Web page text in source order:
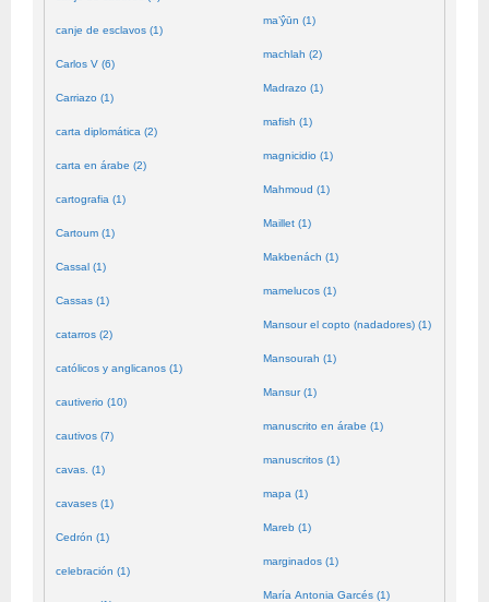
canje de esclavos (1)
Carlos V (6)
Carriazo (1)
carta diplomática (2)
carta en árabe (2)
cartografia (1)
Cartoum (1)
Cassal (1)
Cassas (1)
catarros (2)
católicos y anglicanos (1)
cautiverio (10)
cautivos (7)
cavas. (1)
cavases (1)
Cedrón (1)
celebración (1)
ma’ŷūn (1)
machlah (2)
Madrazo (1)
mafish (1)
magnicidio (1)
Mahmoud (1)
Maillet (1)
Makbenách (1)
mamelucos (1)
Mansour el copto (nadadores) (1)
Mansourah (1)
Mansur (1)
manuscrito en árabe (1)
manuscritos (1)
mapa (1)
Mareb (1)
marginados (1)
María Antonia Garcés (1)